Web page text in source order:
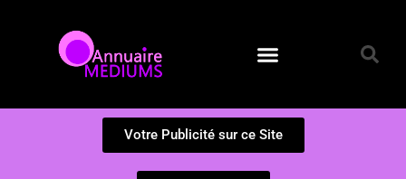
Votre Publicité sur ce Site